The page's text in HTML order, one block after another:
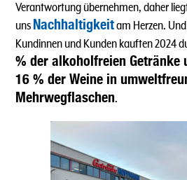
Verantwortung übernehmen, daher
uns Nachhaltigkeitam Herzen.
Kundinnen und Kunden kauften 2024
% der alkoholfreien Getränke
16 % der Weine in
Mehrwegflaschen.